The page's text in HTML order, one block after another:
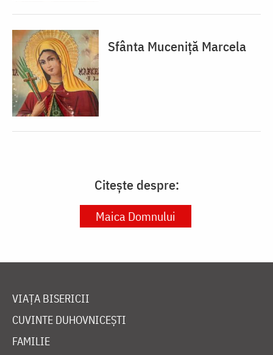
Sfânta Muceniță Marcela
Citește despre:
Maica Domnului
VIAȚA BISERICII
CUVINTE DUHOVNICEȘTI
FAMILIE